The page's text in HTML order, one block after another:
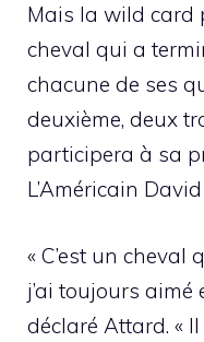
Mais la wild card
cheval qui a
chacune de ses
deuxième, deux
participera à sa
L’Américain
« C’est un cheval
j’ai toujours aimé
déclaré Attard. «